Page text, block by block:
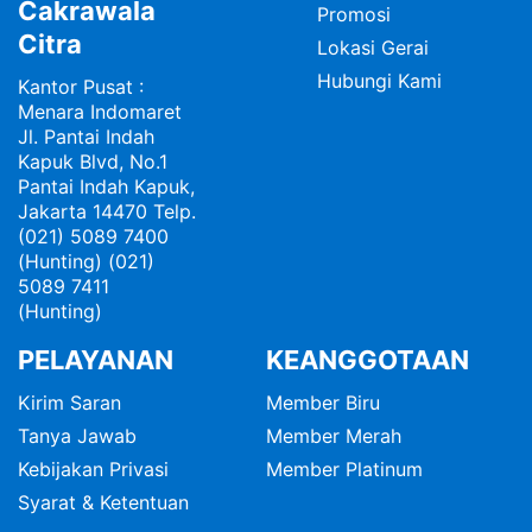
Cakrawala
Citra
Kantor Pusat :
Menara Indomaret
Jl. Pantai Indah
Kapuk Blvd, No.1
Pantai Indah Kapuk,
Jakarta 14470 Telp.
(021) 5089 7400
(Hunting) (021)
5089 7411
(Hunting)
Promosi
Lokasi Gerai
Hubungi Kami
PELAYANAN
Kirim Saran
Tanya Jawab
Kebijakan Privasi
Syarat & Ketentuan
KEANGGOTAAN
Member Biru
Member Merah
Member Platinum